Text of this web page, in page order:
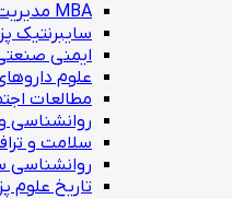
MBA مدیریت بیمارستانی
سایبرنتیک
ایمنی
علوم
مطالعات
روانشناسی
سلامت و
روانشناسی
تاریخ علوم